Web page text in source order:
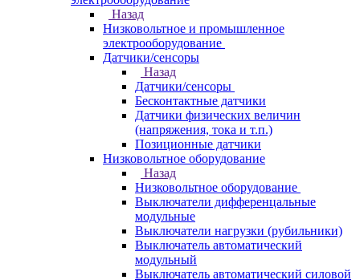
Назад
Низковольтное и промышленное
электрооборудование
Датчики/сенсоры
Назад
Датчики/сенсоры
Бесконтактные датчики
Датчики физических величин
(напряжения, тока и т.п.)
Позиционные датчики
Низковольтное оборудование
Назад
Низковольтное оборудование
Выключатели дифференцальные
модульные
Выключатели нагрузки (рубильники)
Выключатель автоматический
модульный
Выключатель автоматический силовой